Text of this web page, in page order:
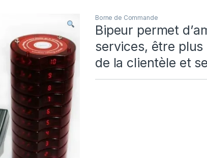
Borne de Commande
Bipeur permet
services, être
de la clientèle et